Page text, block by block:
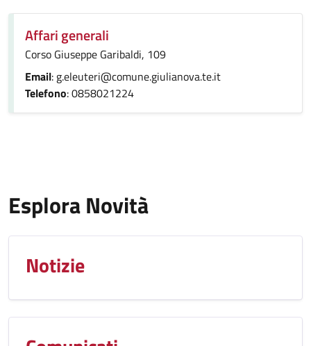
Affari generali
Corso Giuseppe Garibaldi, 109
Email: g.eleuteri@comune.giulianova.te.it
Telefono: 0858021224
Esplora Novità
Notizie